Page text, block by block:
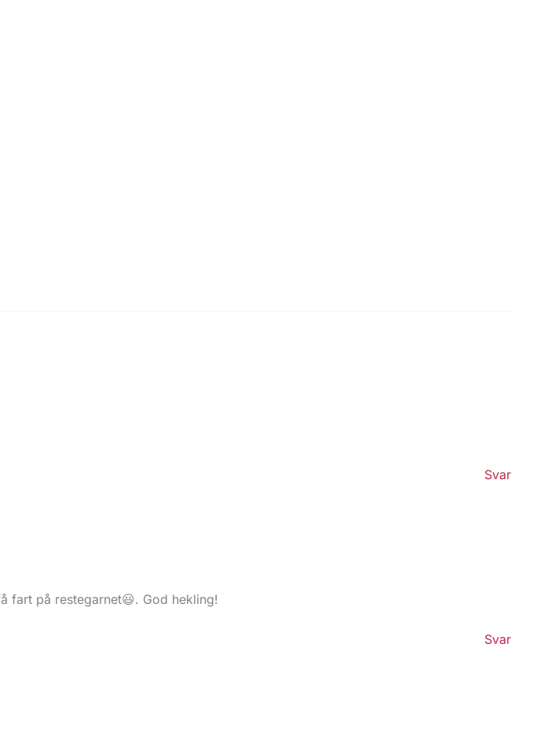
Svar
fart på restegarnet😃. God hekling!
Svar